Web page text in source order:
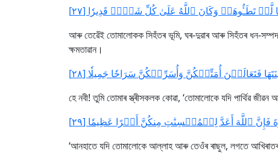
وَكَانَ ٱللَّهُ عَلَىٰ كُلِّ شَيۡءٖ قَدِيرٗا [٢٧]
আৰু তেৱেঁই তোমালোকক সিহঁতৰ ভূমি, ঘৰ-দুৱাৰ আৰু সিহঁতৰ ধন-
ক্ষমতাৱান।
فَتَعَالَيۡنَ أُمَتِّعۡكُنَّ وَأُسَرِّحۡكُنَّ سَرَاحٗا جَمِيلٗا [٢٨]
হে নবী! তুমি তোমাৰ স্ত্ৰীসকলক কোৱা, ‘তোমালোকে যদি পাৰ্থিৱ
فَإِنَّ ٱللَّهَ أَعَدَّ لِلۡمُحۡسِنَٰتِ مِنكُنَّ أَجۡرًا عَظِيمٗا [٢٩]
‘আনহাতে যদি তোমালোকে আল্লাহ আৰু তেওঁৰ ৰাছুল, লগতে আখিৰাতৰ